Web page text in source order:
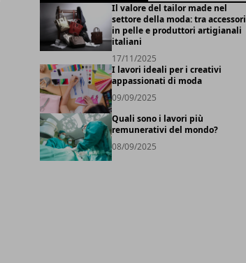
Il valore del tailor made nel
settore della moda: tra accessori
in pelle e produttori artigianali
italiani
17/11/2025
I lavori ideali per i creativi
appassionati di moda
09/09/2025
Quali sono i lavori più
remunerativi del mondo?
08/09/2025